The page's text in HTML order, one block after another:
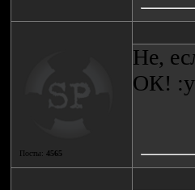
Посты: 4565
Не,
ОК!